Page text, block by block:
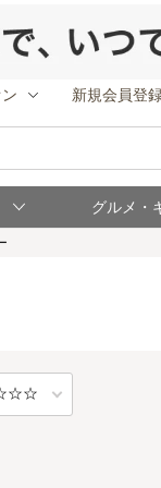
新規会員登
グルメ・